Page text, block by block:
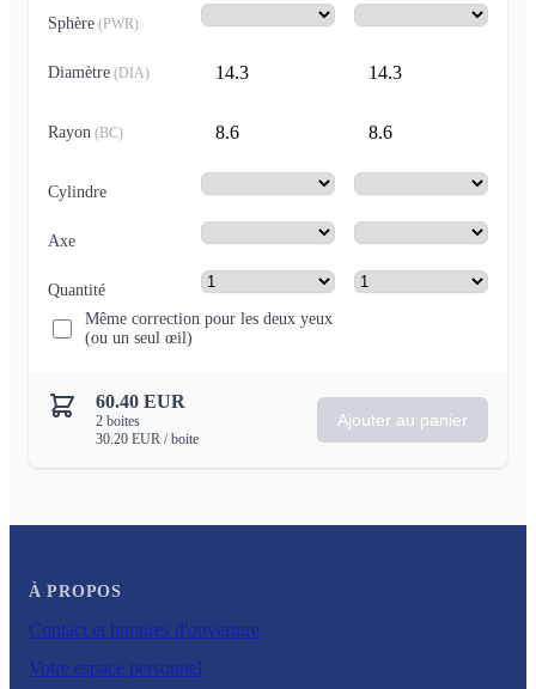
Sphère (PWR)
Diamètre (DIA) 14.3 14.3
Rayon (BC) 8.6 8.6
Cylindre
Axe
Quantité
Même correction pour les deux yeux
(ou un seul œil)
60.40 EUR
2 boites
30.20 EUR / boite
Ajouter au panier
À PROPOS
Contact et horaires d'ouverture
Votre espace personnel